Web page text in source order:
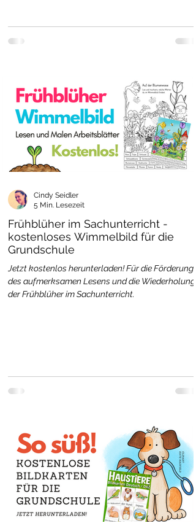
Frühblüher im Sachunterricht -
kostenloses Wimmelbild für die
Grundschule
Jetzt kostenlos herunterladen! Für die Förderung
des aufmerksamen Lesens und die Wiederholung
der Frühblüher im Sachunterricht.
Cindy Seidler
5 Min. Lesezeit